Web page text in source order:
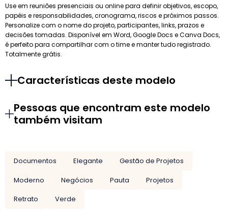
Use em reuniões presenciais ou online para definir objetivos, escopo,
papéis e responsabilidades, cronograma, riscos e próximos passos.
Personalize com o nome do projeto, participantes, links, prazos e
decisões tomadas. Disponível em Word, Google Docs e Canva Docs,
é perfeito para compartilhar com o time e manter tudo registrado.
Totalmente grátis.
Características deste modelo
Pessoas que encontram este modelo
também visitam
Documentos Elegante
Gestão de Projetos
Moderno
Negócios Pauta
Projetos
Retrato
Verde